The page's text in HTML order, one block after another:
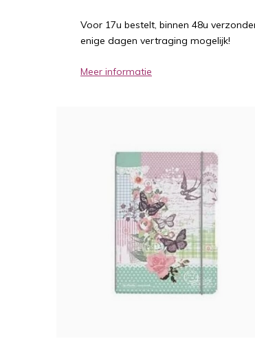
Voor 17u bestelt, binnen 48u
enige dagen vertraging mogelijk!
Meer informatie